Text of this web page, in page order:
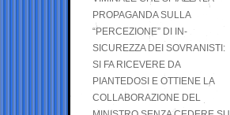
PROPAGANDA SULLA
“PERCEZIONE” DI IN-
SICUREZZA DEI SOVRANISTI:
SI FA RICEVERE DA
PIANTEDOSI E OTTIENE LA
COLLABORAZIONE DEL